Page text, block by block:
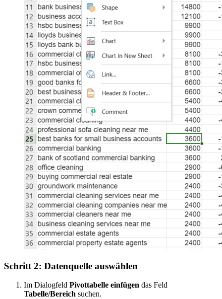
Schritt 2: Datenquelle auswählen
Im Dialogfeld Pivottabelle einfügen das Feld
Tabelle/Bereich suchen.